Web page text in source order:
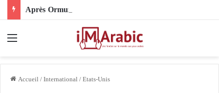
Accueil/International/Etats-Unis